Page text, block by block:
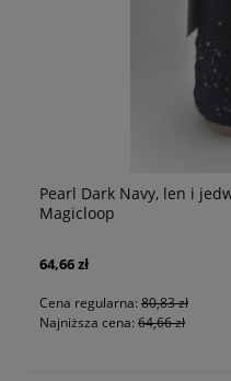
Dark Navy, len i jedwab z
regularna:80,83 zł
cena:64,66 zł